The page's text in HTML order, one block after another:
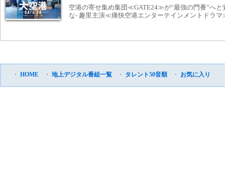
空港の寄せ集め集団≪GATE24≫が“最強の門番”へと
な- 趣里主演≪痛快空港エンターテインメントドラ
・ HOME ・ 地上デジタル番組一覧 ・ タレント50音順 ・ お気に入り